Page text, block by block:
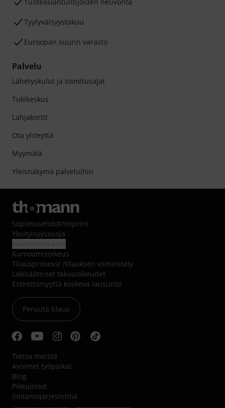
Tyytyväisyystakuu
Euroopan suurin varasto
Palvelu
Lähetyskulut ja toimitusajat
Tukikeskus
Lahjakortit
Ota yhteyttä
Myymälä
Yleisnäkymä palveluihin
Sopimusehdot/Imprint
Yksityisyyssuoja
Kumoamisoikeus
Tilausprosessi /tilauksen viimeistely
Lakisääteiset takuuoikeudet
Esteettömyyttä koskeva lausunto
Peruuta tilaus
Tietoa meistä
Avoimet työpaikat
Blog
Pikkuilmot
ilmiantojärjestelmä